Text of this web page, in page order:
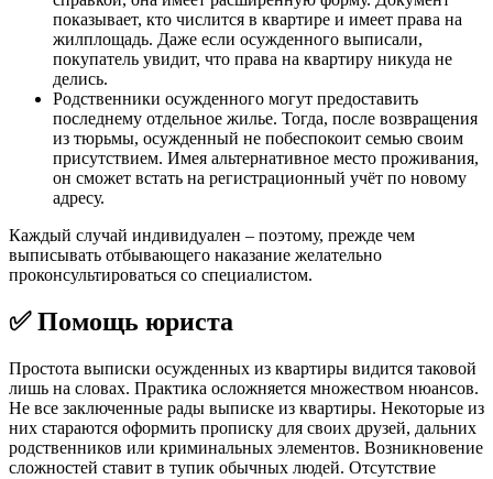
показывает, кто числится в квартире и имеет права на
жилплощадь. Даже если осужденного выписали,
покупатель увидит, что права на квартиру никуда не
делись.
Родственники осужденного могут предоставить
последнему отдельное жилье. Тогда, после возвращения
из тюрьмы, осужденный не побеспокоит семью своим
присутствием. Имея альтернативное место проживания,
он сможет встать на регистрационный учёт по новому
адресу.
Каждый случай индивидуален – поэтому, прежде чем
выписывать отбывающего наказание желательно
проконсультироваться со специалистом.
✅ Помощь юриста
Простота выписки осужденных из квартиры видится таковой
лишь на словах. Практика осложняется множеством нюансов.
Не все заключенные рады выписке из квартиры. Некоторые из
них стараются оформить прописку для своих друзей, дальних
родственников или криминальных элементов. Возникновение
сложностей ставит в тупик обычных людей. Отсутствие